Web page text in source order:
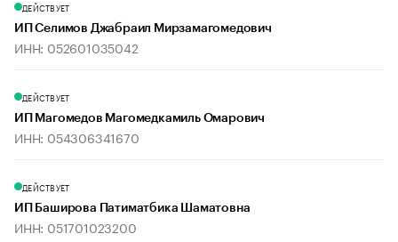
ДЕЙСТВУЕТ
ИП Селимов Джабраил Мирзамагомедович
ИНН: 052601035042
ДЕЙСТВУЕТ
ИП Магомедов Магомедкамиль Омарович
ИНН: 054306341670
ДЕЙСТВУЕТ
ИП Баширова Патиматбика Шаматовна
ИНН: 051701023200